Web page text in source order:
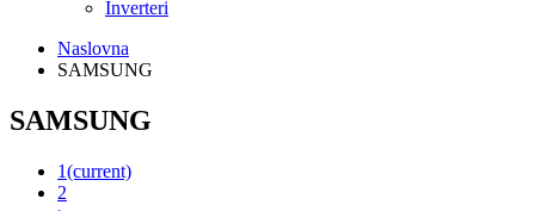
Inverteri
Naslovna
SAMSUNG
SAMSUNG
1(current)
2